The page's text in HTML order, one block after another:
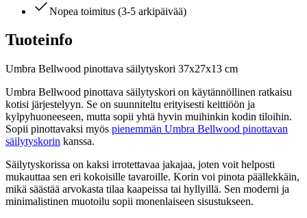
Nopea toimitus (3-5 arkipäivää)
Tuoteinfo
Umbra Bellwood pinottava säilytyskori 37x27x13 cm
Umbra Bellwood pinottava säilytyskori on käytännöllinen ratkaisu
kotisi järjestelyyn. Se on suunniteltu erityisesti keittiöön ja
kylpyhuoneeseen, mutta sopii yhtä hyvin muihinkin kodin tiloihin.
Sopii pinottavaksi myös pienemmän Umbra Bellwood pinottavan
säilytyskorin kanssa.
Säilytyskorissa on kaksi irrotettavaa jakajaa, joten voit helposti
mukauttaa sen eri kokoisille tavaroille. Korin voi pinota päällekkäin,
mikä säästää arvokasta tilaa kaapeissa tai hyllyillä. Sen moderni ja
minimalistinen muotoilu sopii monenlaiseen sisustukseen.